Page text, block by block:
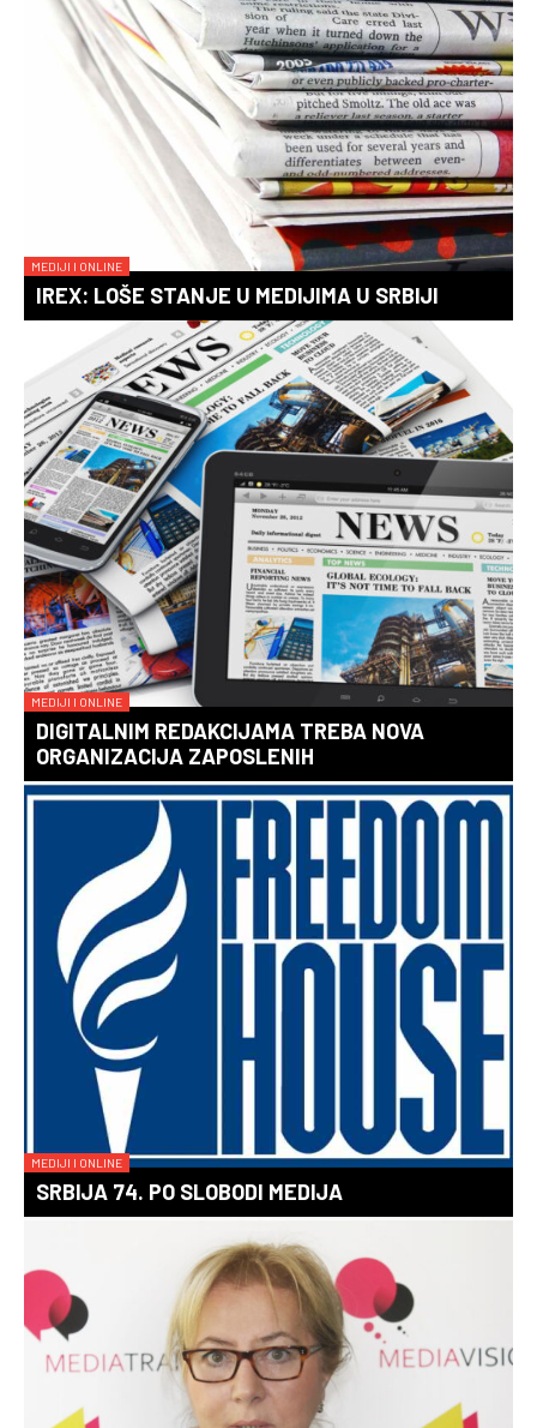
MEDIJI I ONLINE
IREX: LOŠE STANJE U MEDIJIMA U SRBIJI
MEDIJI I ONLINE
DIGITALNIM REDAKCIJAMA TREBA NOVA
ORGANIZACIJA ZAPOSLENIH
MEDIJI I ONLINE
SRBIJA 74. PO SLOBODI MEDIJA